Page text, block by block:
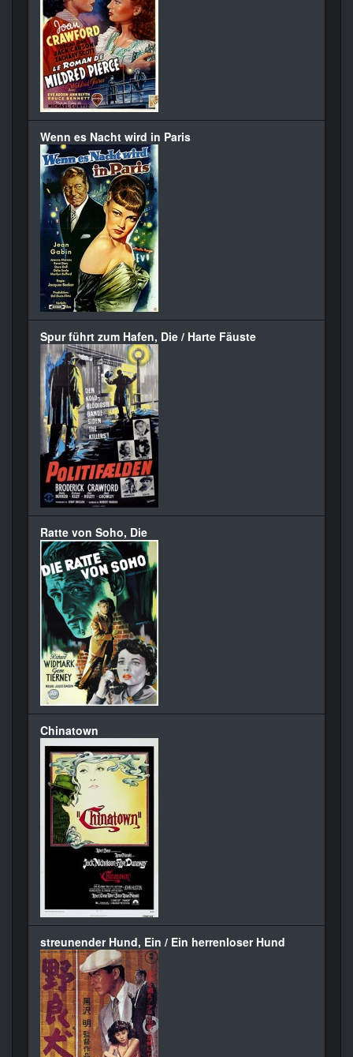
Wenn es Nacht wird in Paris
Spur führt zum Hafen, Die / Harte Fäuste
Ratte von Soho, Die
Chinatown
streunender Hund, Ein / Ein herrenloser Hund